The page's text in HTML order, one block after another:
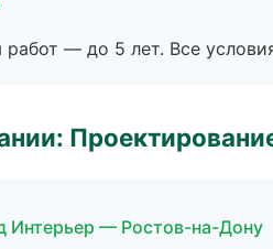
— до 5 лет. Все
Интерьер — Ростов-на-Дону